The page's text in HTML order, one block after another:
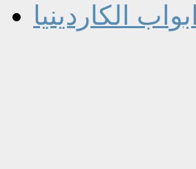
ابواب الكاردينيا